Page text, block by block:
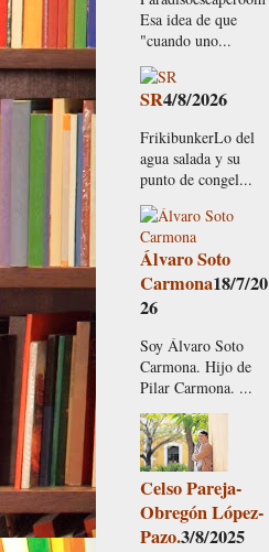
Esa idea de que
"cuando uno...
SR4/8/2026
FrikibunkerLo del
agua salada y su
punto de congel...
Álvaro Soto
Carmona18/7/20
26
Soy Álvaro Soto
Carmona. Hijo de
Pilar Carmona. ...
Celso Pareja-
Obregón López-
Pazo.3/8/2025